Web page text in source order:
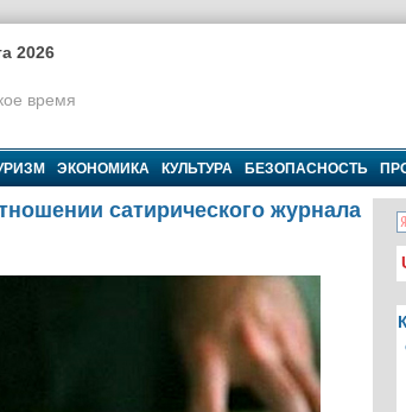
2026
время
ЭКОНОМИКА КУЛЬТУРА БЕЗОПАСНОСТЬ
сатирического журнала